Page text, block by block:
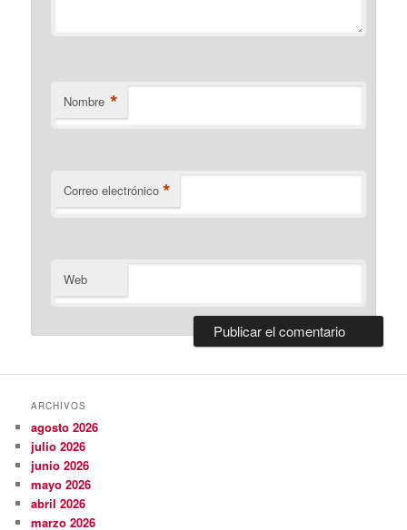
Nombre *
Correo electrónico *
Web
ARCHIVOS
agosto 2026
julio 2026
junio 2026
mayo 2026
abril 2026
marzo 2026